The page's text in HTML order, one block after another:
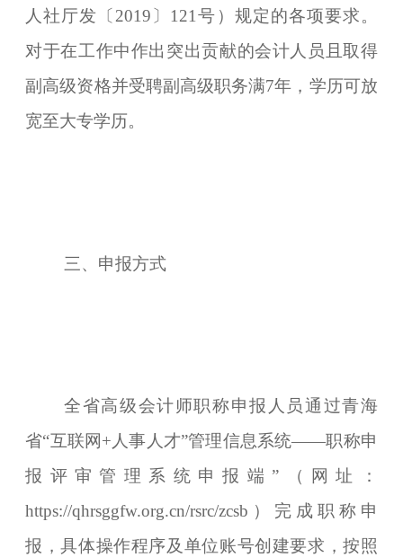
人社厅发〔2019〕121号）规定的各项要求。
对于在工作中作出突出贡献的会计人员且取得
副高级资格并受聘副高级职务满7年，学历可放
宽至大专学历。
三、申报方式
全省高级会计师职称申报人员通过青海
省“互联网+人事人才”管理信息系统——职称申
报评审管理系统申报端”（网址：
https://qhrsggfw.org.cn/rsrc/zcsb）完成职称申
报，具体操作程序及单位账号创建要求，按照